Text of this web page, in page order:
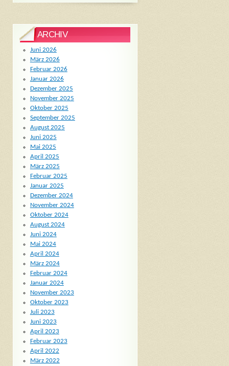
ARCHIV
Juni 2026
März 2026
Februar 2026
Januar 2026
Dezember 2025
November 2025
Oktober 2025
September 2025
August 2025
Juni 2025
Mai 2025
April 2025
März 2025
Februar 2025
Januar 2025
Dezember 2024
November 2024
Oktober 2024
August 2024
Juni 2024
Mai 2024
April 2024
März 2024
Februar 2024
Januar 2024
November 2023
Oktober 2023
Juli 2023
Juni 2023
April 2023
Februar 2023
April 2022
März 2022